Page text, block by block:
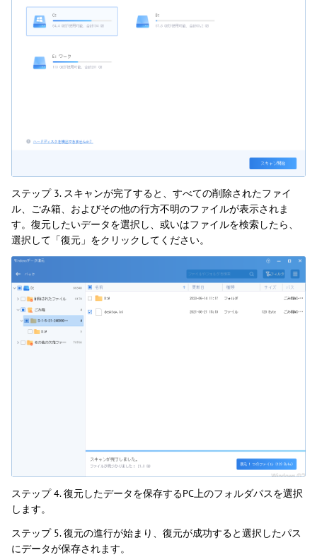
ステップ 3. スキャンが完了すると、すべての削除されたファイ
ル、ごみ箱、およびその他の行方不明のファイルが表示されま
す。復元したいデータを選択し、或いはファイルを検索したら、
選択して「復元」をクリックしてください。
ステップ 4. 復元したデータを保存するPC上のフォルダパスを選択
します。
ステップ 5. 復元の進行が始まり、復元が成功すると選択したパス
にデータが保存されます。